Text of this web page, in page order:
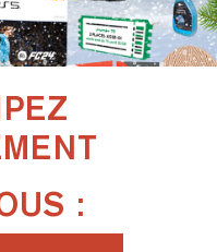
: